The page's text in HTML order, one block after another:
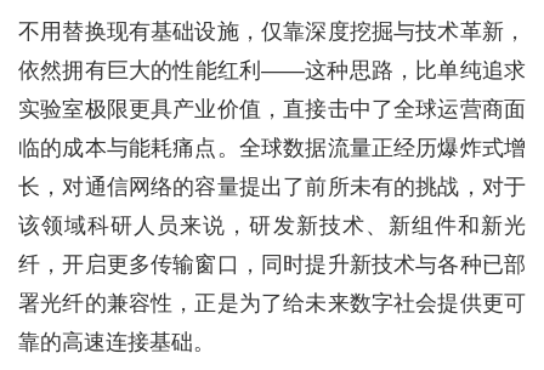
不用替换现有基础设施，仅靠深度挖掘与技术革新，
依然拥有巨大的性能红利——这种思路，比单纯追求
实验室极限更具产业价值，直接击中了全球运营商面
临的成本与能耗痛点。全球数据流量正经历爆炸式增
长，对通信网络的容量提出了前所未有的挑战，对于
该领域科研人员来说，研发新技术、新组件和新光
纤，开启更多传输窗口，同时提升新技术与各种已部
署光纤的兼容性，正是为了给未来数字社会提供更可
靠的高速连接基础。